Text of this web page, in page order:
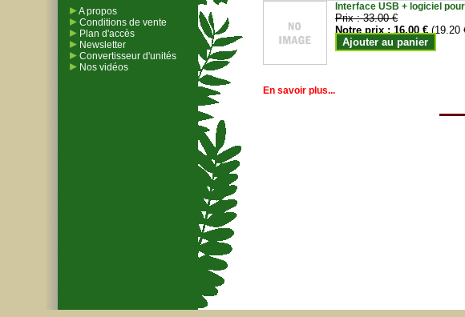
A propos
Conditions de vente
Plan d'accès
Newsletter
Convertisseur d'unités
Nos vidéos
Interface USB + logiciel
Prix :33.00 €
Notre prix :16.00 € (19.20
Ajouter au panier
En savoir plus...